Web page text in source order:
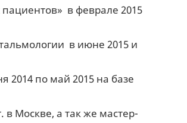
в феврале 2015
в июне 2015 и
2014 по май 2015 на базе
в Москве, а так же мастер-